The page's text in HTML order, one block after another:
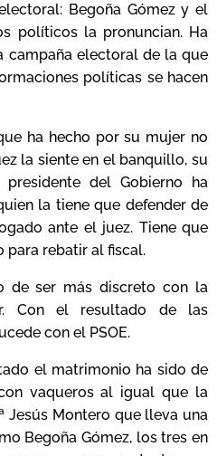
Begoña Gómez y el
políticos la pronuncian. Ha
campaña electoral de la que
políticas se hacen
ha hecho por su mujer no
la siente en el banquillo, su
del Gobierno ha
la tiene que defender de
ante el juez. Tiene que
para rebatir al fiscal.
de ser más discreto con la
Con el resultado de las
con el PSOE.
el matrimonio ha sido de
vaqueros al igual que la
Jesús Montero que lleva una
Begoña Gómez, los tres en